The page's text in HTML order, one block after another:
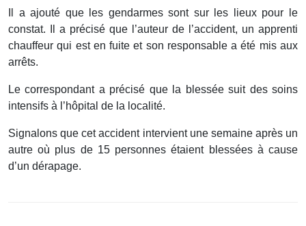
Il a ajouté que les gendarmes sont sur les lieux pour le
constat. Il a précisé que l’auteur de l’accident, un apprenti
chauffeur qui est en fuite et son responsable a été mis aux
arrêts.
Le correspondant a précisé que la blessée suit des soins
intensifs à l’hôpital de la localité.
Signalons que cet accident intervient une semaine après un
autre où plus de 15 personnes étaient blessées à cause
d’un dérapage.